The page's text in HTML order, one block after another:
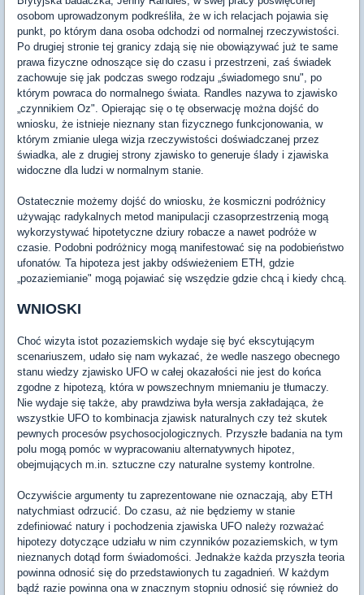
osobom uprowadzonym podkreśliła, że w ich relacjach pojawia się
punkt, po którym dana osoba odchodzi od normalnej rzeczywistości.
Po drugiej stronie tej granicy zdają się nie obowiązywać już te same
prawa fizyczne odnoszące się do czasu i przestrzeni, zaś świadek
zachowuje się jak podczas swego rodzaju „świadomego snu", po
którym powraca do normalnego świata. Randles nazywa to zjawisko
„czynnikiem Oz". Opierając się o tę obserwację można dojść do
wniosku, że istnieje nieznany stan fizycznego funkcjonowania, w
którym zmianie ulega wizja rzeczywistości doświadczanej przez
świadka, ale z drugiej strony zjawisko to generuje ślady i zjawiska
widoczne dla ludzi w normalnym stanie.
Ostatecznie możemy dojść do wniosku, że kosmiczni podróżnicy
używając radykalnych metod manipulacji czasoprzestrzenią mogą
wykorzystywać hipotetyczne dziury robacze a nawet podróże w
czasie. Podobni podróżnicy mogą manifestować się na podobieństwo
ufonatów. Ta hipoteza jest jakby odświeżeniem ETH, gdzie
„pozaziemianie" mogą pojawiać się wszędzie gdzie chcą i kiedy chcą.
WNIOSKI
Choć wizyta istot pozaziemskich wydaje się być ekscytującym
scenariuszem, udało się nam wykazać, że wedle naszego obecnego
stanu wiedzy zjawisko UFO w całej okazałości nie jest do końca
zgodne z hipotezą, która w powszechnym mniemaniu je tłumaczy.
Nie wydaje się także, aby prawdziwa była wersja zakładająca, że
wszystkie UFO to kombinacja zjawisk naturalnych czy też skutek
pewnych procesów psychosocjologicznych. Przyszłe badania na tym
polu mogą pomóc w wypracowaniu alternatywnych hipotez,
obejmujących m.in. sztuczne czy naturalne systemy kontrolne.
Oczywiście argumenty tu zaprezentowane nie oznaczają, aby ETH
natychmiast odrzucić. Do czasu, aż nie będziemy w stanie
zdefiniować natury i pochodzenia zjawiska UFO należy rozważać
hipotezy dotyczące udziału w nim czynników pozaziemskich, w tym
nieznanych dotąd form świadomości. Jednakże każda przyszła teoria
powinna odnosić się do przedstawionych tu zagadnień. W każdym
bądź razie powinna ona w znacznym stopniu odnosić się również do